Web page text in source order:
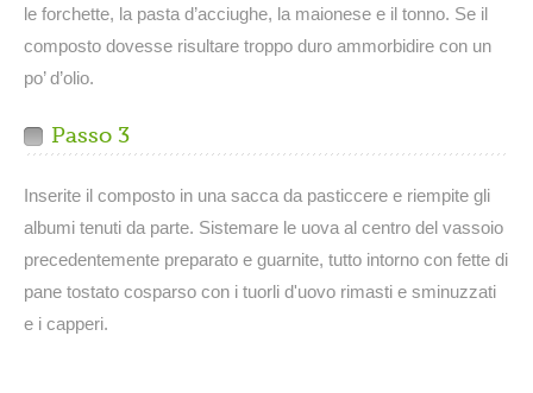
le forchette, la pasta d’acciughe, la maionese e il tonno. Se il
composto dovesse risultare troppo duro ammorbidire con un
po’ d’olio.
Passo 3
Inserite il composto in una sacca da pasticcere e riempite gli
albumi tenuti da parte. Sistemare le uova al centro del vassoio
precedentemente preparato e guarnite, tutto intorno con fette di
pane tostato cosparso con i tuorli d'uovo rimasti e sminuzzati
e i capperi.